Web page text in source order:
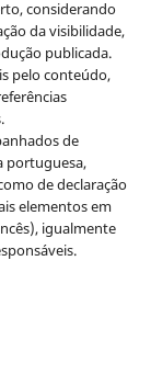
considerando
da visibilidade,
publicada.
pelo conteúdo,
de
portuguesa,
de declaração
elementos em
igualmente